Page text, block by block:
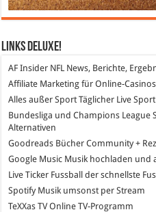
Links DeLuXe!
AF Insider NFL News, Berichte,
Affiliate Marketing für Online-Casinos
Alles außer Sport Täglicher Live Sport
Bundesliga und Champions League
Alternativen
Goodreads Bücher Community +
Google Music Musik hochladen und
Live Ticker Fussball der schnellste
SpotifyMusik umsonst per Stream
TeXXas TVOnline TV-Programm